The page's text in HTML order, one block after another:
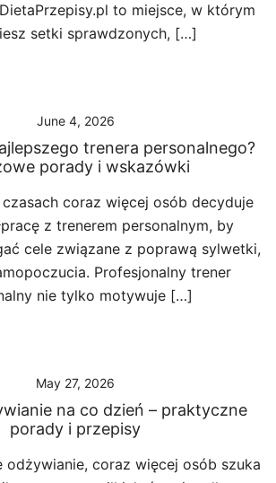
to miejsce, w którym
setki sprawdzonych, […]
June 4, 2026
trenera personalnego?
porady i wskazówki
coraz więcej osób decyduje
z trenerem personalnym, by
cele związane z poprawą sylwetki,
Profesjonalny trener
nie tylko motywuje […]
May 27, 2026
na co dzień – praktyczne
porady i przepisy
odżywianie, coraz więcej osób szuka